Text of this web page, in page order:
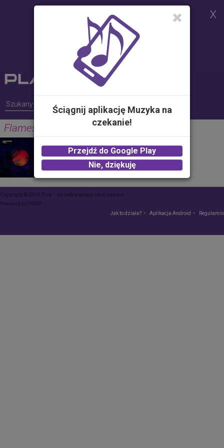
celu realizacji usług i zgodnie z
Polityką Plików Cookies.
Możesz określić warunki
przechowywania lub dostępu do
plików cookies w Twojej
przeglądarce
Flames
DAVID GUETTA & SIA
2.00 zł -KUP
Copyright © 2015 Play – wszelkie prawa zastrzeżone
Powered byVCMP
Jak to działa?
Aplikacja Android Regulamin
Ściągnij aplikację Muzyka na
czekanie!
Przejdź do Google Play
Nie, dziękuję